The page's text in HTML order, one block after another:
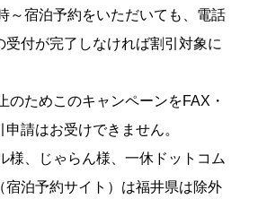
～宿泊予約をいただいても、電話
受付が完了しなければ割引対象に
のためこのキャンペーンをFAX・
申請はお受けできません。
様、じゃらん様、一休ドットコム
宿泊予約サイト）は福井県は除外